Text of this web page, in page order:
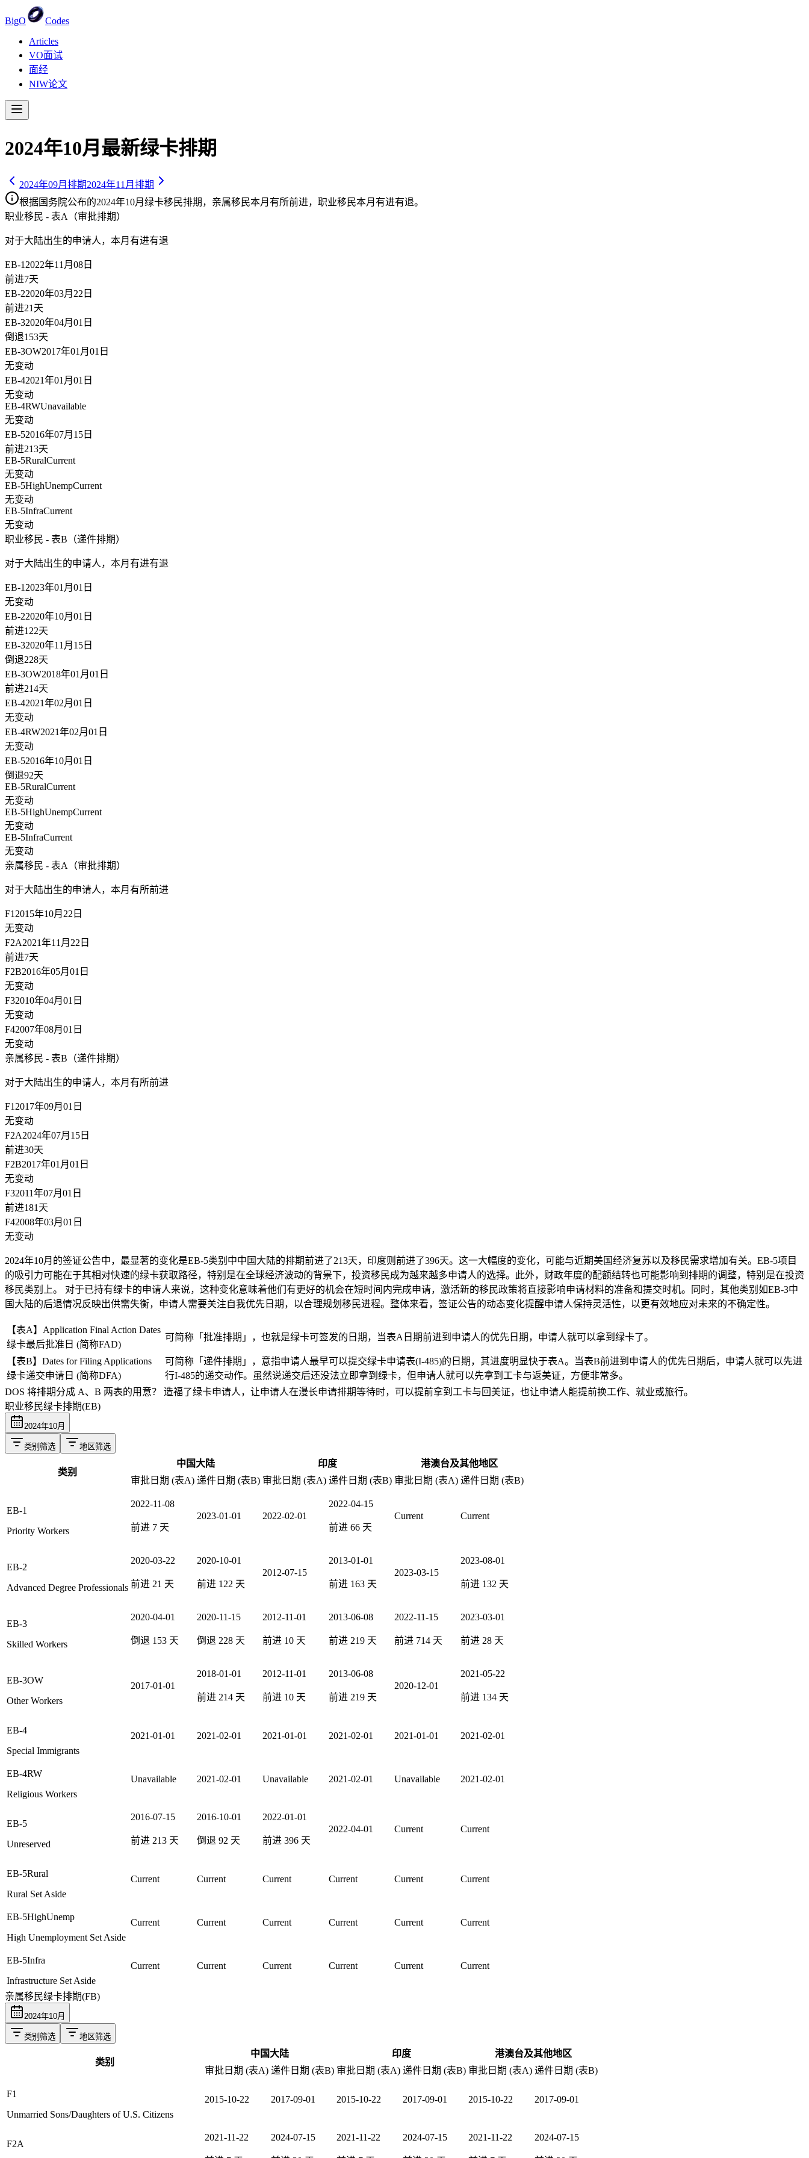
BigO
Codes
Articles
VO面试
面经
NIW论文
2024年10月最新绿卡排期
2024年09月排期2024年11 月排期
根据国务院公布的2024年10月绿卡移民排期，亲属移民本月有所前进，职业移民本月有进有退。
职业移民 - 表A（审批排期）
对于大陆出生的申请人， 本月有进有退
EB-1 2022年11月08日
前进7天
EB-22020年03月22日
前进21天
EB-32020年04月01日
倒退153天
EB-3OW2017年01月01日
无变动
EB-42021年01月01日
无变动
EB-4RWUnavailable
无变动
EB-52016年07月15日
前进213天
EB-5RuralCurrent
无变动
EB-5HighUnempCurrent
无变动
EB-5InfraCurrent
无变动
职业移民 - 表B（递件排期）
对于大陆出生的申请人， 本月有进有退
EB-1 2023年01月01日
无变动
EB-22020年10月01日
前进122天
EB-32020年11月15日
倒退228天
EB-3OW2018年01月01日
前进214天
EB-42021年02月01日
无变动
EB-4RW2021年02月01日
无变动
EB-52016年10月01日
倒退92天
EB-5RuralCurrent
无变动
EB-5HighUnempCurrent
无变动
EB-5InfraCurrent
无变动
亲属移民 - 表A（审批排期）
对于大陆出生的申请人， 本月有所前进
F1 2015年10月22日
无变动
F2A2021年11月22日
前进7天
F2B2016年05月01日
无变动
F32010年04月01日
无变动
F42007年08月01日
无变动
亲属移民 - 表B（递件排期）
对于大陆出生的申请人， 本月有所前进
F1 2017年09月01日
无变动
F2A2024年07月15日
前进30天
F2B2017年01月01日
无变动
F32011年07月01日
前进181天
F42008年03月01日
无变动
2024年10月的签证公告中，最显著的变化是EB-5类别中中国大陆的排期前进了213天，印度则前进了396天。这一大幅度的变化，可能与近期美国经济复苏以及移民需求增加有关。EB-5项目
的吸引力可能在于其相对快速的绿卡获取路径，特别是在全球经济波动的背景下，投资移民成为越来越多申请人的选择。此外，财政年度的配额结转也可能影响到排期的调整，特别是在投资
移民类别上。 对于已持有绿卡的申请人来说，这种变化意味着他们有更好的机会在短时间内完成申请，激活新的移民政策将直接影响申请材料的准备和提交时机。同时，其他类别如EB-3中
国大陆的后退情况反映出供需失衡，申请人需要关注自我优先日期，以合理规划移民进程。整体来看，签证公告的动态变化提醒申请人保持灵活性，以更有效地应对未来的不确定性。
【表A】Application Final Action Dates
绿卡最后批准日 (简称FAD)
可简称「批准排期」，也就是绿卡可签发的日期，当表A日期前进到申请人的优先日期，申请人就可以拿到绿卡了。
【表B】Dates for Filing Applications
绿卡递交申请日 (简称DFA)
可简称「递件排期」，意指申请人最早可以提交绿卡申请表(I-485)的日期，其进度明显快于表A。当表B前进到申请人的优先日期后，申请人就可以先进
行I-485的递交动作。虽然说递交后还没法立即拿到绿卡，但申请人就可以先拿到工卡与返美证，方便非常多。
DOS 将排期分成 A、B 两表的用意？
造福了绿卡申请人，让申请人在漫长申请排期等待时，可以提前拿到工卡与回美证，也让申请人能提前换工作、就业或旅行。
职业移民绿卡排期(EB)
2024年10月
类别筛选 地区筛选
类别
中国大陆 印度
港澳台及其他地区
审批日期 (表A) 递件日期 (表B) 审批日期 (表A) 递件日期 (表B) 审批日期 (表A) 递件日期 (表B)
EB-1
Priority Workers
2022-11-08
前进 7 天
2023-01-01 2022-02-01
2022-04-15
前进 66 天
Current Current
EB-2
Advanced Degree Professionals
2020-03-22
前进 21 天
2020-10-01
前进 122 天
2012-07-15
2013-01-01
前进 163 天
2023-03-15
2023-08-01
前进 132 天
EB-3
Skilled Workers
2020-04-01
倒退 153 天
2020-11-15
倒退 228 天
2012-11-01
前进 10 天
2013-06-08
前进 219 天
2022-11-15
前进 714 天
2023-03-01
前进 28 天
EB-3OW
Other Workers
2017-01-01
2018-01-01
前进 214 天
2012-11-01
前进 10 天
2013-06-08
前进 219 天
2020-12-01
2021-05-22
前进 134 天
EB-4
Special Immigrants
2021-01-01 2021-02-01 2021-01-01 2021-02-01 2021-01-01 2021-02-01
EB-4RW
Religious Workers
Unavailable 2021-02-01 Unavailable 2021-02-01 Unavailable 2021-02-01
EB-5
Unreserved
2016-07-15
前进 213 天
2016-10-01
倒退 92 天
2022-01-01
前进 396 天
2022-04-01 Current Current
EB-5Rural
Rural Set Aside
Current Current Current Current Current Current
EB-5HighUnemp
High Unemployment Set Aside
Current Current Current Current Current Current
EB-5Infra
Infrastructure Set Aside
Current Current Current Current Current Current
亲属移民绿卡排期(FB)
2024年10月
类别筛选 地区筛选
类别
中国大陆 印度
港澳台及其他地区
审批日期 (表A) 递件日期 (表B) 审批日期 (表A) 递件日期 (表B) 审批日期 (表A) 递件日期 (表B)
F1
Unmarried Sons/Daughters of U.S. Citizens
2015-10-22 2017-09-01 2015-10-22 2017-09-01 2015-10-22 2017-09-01
F2A
2021-11-22 2024-07-15 2021-11-22 2024-07-15 2021-11-22 2024-07-15